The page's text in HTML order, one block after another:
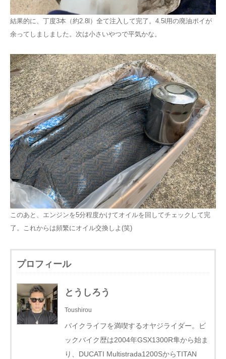
結果的に、丁度3本（約2.8l）全て注入して完了。4.5l用の廃油ポイが
余ってしましました。次は小さいやつで平気かな。
このあと、エンジンを5分程度かけてオイルを回してチェックして完
了。これからは頻繁にオイル交換しよ(笑)
プロフィール
とうしろう
Toushirou
バイクライフを満喫するオヤジライダー。ビ
ックバイク歴は2004年GSX1300R隼から始ま
り、DUCATI Multistrada1200SからTITAN